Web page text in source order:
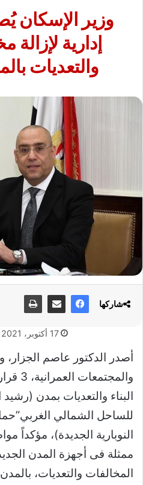
إدارية لإزالة
والتعديات
17 أكتوبر، 2021
أصدر الدكتور عاصم الجزار،
البناء والتعديات بمدن
للساحل الشمالي
النوبارية الجديدة)، مؤكداً
ممثلة فى أجهزة المدن
المخالفات والتعديات،
شاركها